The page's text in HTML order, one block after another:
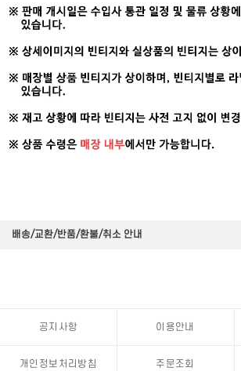
배송/교환/반품/환불/취소 안내
공지사항 이용안내
개인정보처리방침 주문조회